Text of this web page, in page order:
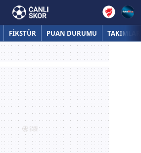
FİKSTÜR PUAN DURUMU TAKIMLAR